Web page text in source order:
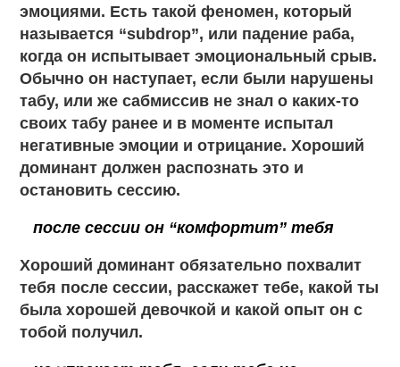
эмоциями. Есть такой феномен, который
называется “subdrop”, или падение раба,
когда он испытывает эмоциональный срыв.
Обычно он наступает, если были нарушены
табу, или же сабмиссив не знал о каких-то
своих табу ранее и в моменте испытал
негативные эмоции и отрицание. Хороший
доминант должен распознать это и
остановить сессию.
после сессии он “комфортит” тебя
Хороший доминант обязательно похвалит
тебя после сессии, расскажет тебе, какой ты
была хорошей девочкой и какой опыт он с
тобой получил.